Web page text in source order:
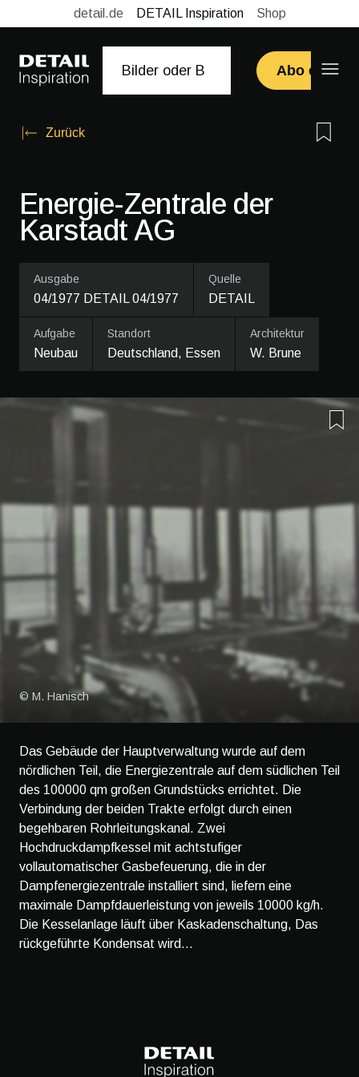
detail.de DETAIL Inspiration Shop
Abo
Zurück
Energie-Zentrale der
Karstadt AG
Ausgabe
04/1977 DETAIL 04/1977
Quelle
DETAIL
Aufgabe
Neubau
Standort
Deutschland, Essen
Architektur
W. Brune
© M. Hanisch
Das Gebäude der Hauptverwaltung wurde auf dem
nördlichen Teil, die Energiezentrale auf dem südlichen Teil
des 100000 qm großen Grundstücks errichtet. Die
Verbindung der beiden Trakte erfolgt durch einen
begehbaren Rohrleitungskanal. Zwei
Hochdruckdampfkessel mit achtstufiger
vollautomatischer Gasbefeuerung, die in der
Dampfenergiezentrale installiert sind, liefern eine
maximale Dampfdauerleistung von jeweils 10000 kg/h.
Die Kesselanlage läuft über Kaskadenschaltung, Das
rückgeführte Kondensat wird...